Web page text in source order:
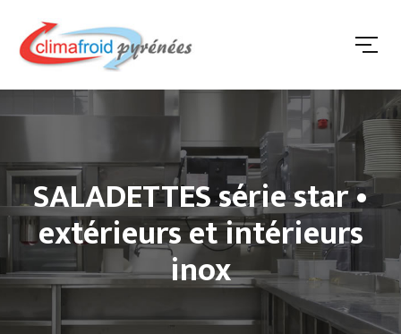
SALADETTES série star •
extérieurs et intérieurs
inox